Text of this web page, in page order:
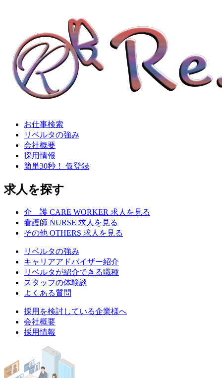
お仕事検索
リベルタの強み
会社概要
採用情報
簡単30秒！ 仮登録
求人を探す
介 護 CARE WORKER 求人を見る
看護師 NURSE 求人を見る
その他 OTHERS 求人を見る
リベルタの強み
キャリアアドバイザー紹介
リベルタが紹介できる職種
スタッフの体験談
よくある質問
採用を検討している企業様へ
会社概要
採用情報